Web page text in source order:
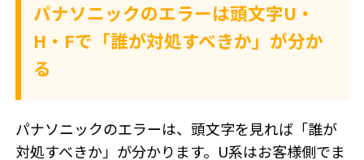
パナソニックのエラーは頭文字U・
H・Fで「誰が対処すべきか」が分か
る
パナソニックのエラーは、頭文字を見れば「誰が
対処すべきか」が分かります。U系はお客様側でま